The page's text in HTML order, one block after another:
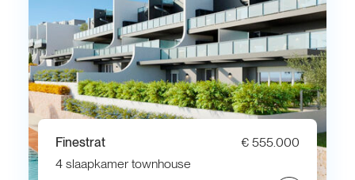
Finestrat
€ 555.000
4 slaapkamer townhouse